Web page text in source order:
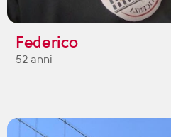
Federico
52 anni